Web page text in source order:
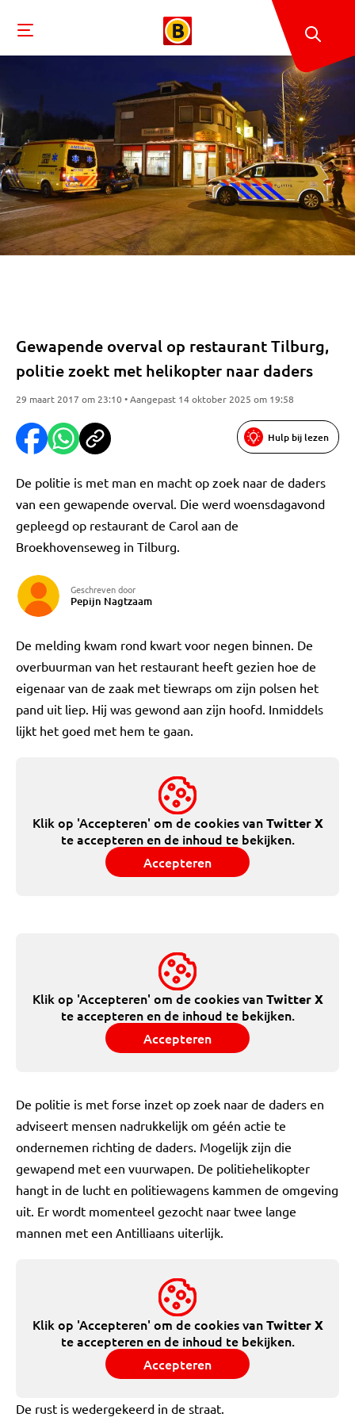
Gewapende overval op restaurant Tilburg,
politie zoekt met helikopter naar daders
29 maart 2017 om 23:10 • Aangepast 14 oktober 2025 om 19:58
Hulp bij lezen
De politie is met man en macht op zoek naar de daders
van een gewapende overval. Die werd woensdagavond
gepleegd op restaurant de Carol aan de
Broekhovenseweg in Tilburg.
Geschreven door
Pepijn Nagtzaam
De melding kwam rond kwart voor negen binnen. De
overbuurman van het restaurant heeft gezien hoe de
eigenaar van de zaak met tiewraps om zijn polsen het
pand uit liep. Hij was gewond aan zijn hoofd. Inmiddels
lijkt het goed met hem te gaan.
Klik op 'Accepteren' om de cookies vanTwitter X
te accepteren en de inhoud te bekijken.
Accepteren
Klik op 'Accepteren' om de cookies vanTwitter X
te accepteren en de inhoud te bekijken.
Accepteren
De politie is met forse inzet op zoek naar de daders en
adviseert mensen nadrukkelijk om géén actie te
ondernemen richting de daders. Mogelijk zijn die
gewapend met een vuurwapen. De politiehelikopter
hangt in de lucht en politiewagens kammen de omgeving
uit. Er wordt momenteel gezocht naar twee lange
mannen met een Antilliaans uiterlijk.
Klik op 'Accepteren' om de cookies vanTwitter X
te accepteren en de inhoud te bekijken.
Accepteren
De rust is wedergekeerd in de straat.